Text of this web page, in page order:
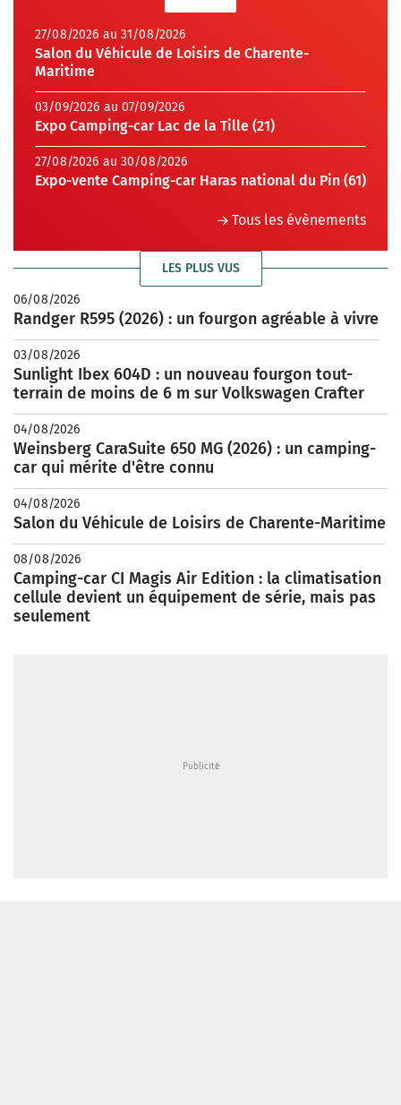
27/08/2026 au 31/08/2026
Salon du Véhicule de Loisirs de Charente-
Maritime
03/09/2026 au 07/09/2026
Expo Camping-car Lac de la Tille (21)
27/08/2026 au 30/08/2026
Expo-vente Camping-car Haras national du Pin (61)
Tous les évènements
LES PLUS VUS
06/08/2026
Randger R595 (2026) : un fourgon agréable à vivre
03/08/2026
Sunlight Ibex 604D : un nouveau fourgon tout-
terrain de moins de 6 m sur Volkswagen Crafter
04/08/2026
Weinsberg CaraSuite 650 MG (2026) : un camping-
car qui mérite d'être connu
04/08/2026
Salon du Véhicule de Loisirs de Charente-Maritime
08/08/2026
Camping-car CI Magis Air Edition : la climatisation
cellule devient un équipement de série, mais pas
seulement